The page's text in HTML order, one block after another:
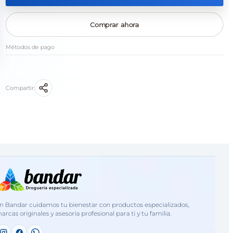
Comprar ahora
Métodos de pago
Compartir:
Bandar cuidamos tu bienestar con productos especializados,
originales y asesoría profesional para ti y tu familia.